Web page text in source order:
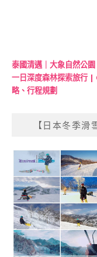
泰國清邁｜大象自然公
一日深度森林探索旅行 |
略、行程規劃
【日本冬季